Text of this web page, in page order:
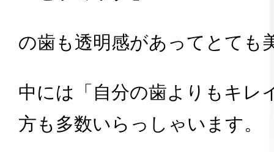
の歯も透明感があってとても
中には「自分の歯よりもキレ
方も多数いらっしゃいます。